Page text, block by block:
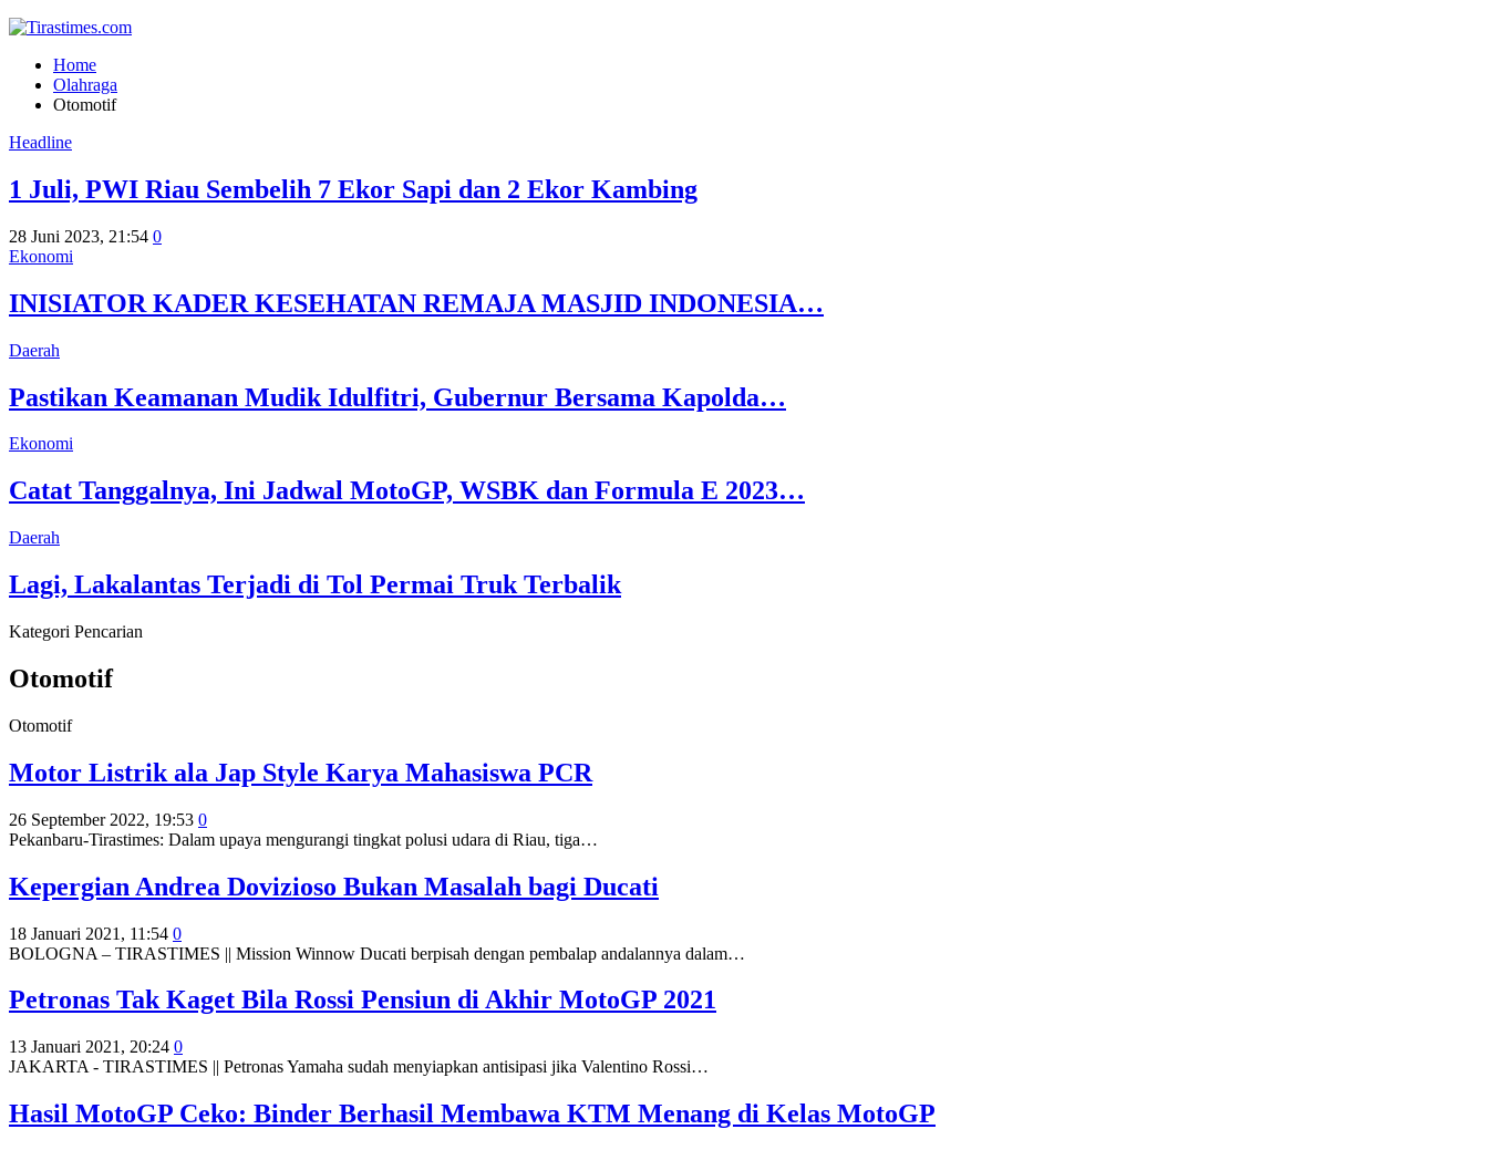
Home
Olahraga
Otomotif
Headline
1 Juli, PWI Riau Sembelih 7 Ekor Sapi dan 2 Ekor Kambing
28 Juni 2023, 21:54 0
Ekonomi
INISIATOR KADER KESEHATAN REMAJA MASJID INDONESIA…
Daerah
Pastikan Keamanan Mudik Idulfitri, Gubernur Bersama Kapolda…
Ekonomi
Catat Tanggalnya, Ini Jadwal MotoGP, WSBK dan Formula E 2023…
Daerah
Lagi, Lakalantas Terjadi di Tol Permai Truk Terbalik
Kategori Pencarian
Otomotif
Otomotif
Motor Listrik ala Jap Style Karya Mahasiswa PCR
26 September 2022, 19:53 0
Pekanbaru-Tirastimes: Dalam upaya mengurangi tingkat polusi udara di Riau, tiga…
Kepergian Andrea Dovizioso Bukan Masalah bagi Ducati
18 Januari 2021, 11:54 0
BOLOGNA – TIRASTIMES || Mission Winnow Ducati berpisah dengan pembalap andalannya dalam…
Petronas Tak Kaget Bila Rossi Pensiun di Akhir MotoGP 2021
13 Januari 2021, 20:24 0
JAKARTA - TIRASTIMES || Petronas Yamaha sudah menyiapkan antisipasi jika Valentino Rossi…
Hasil MotoGP Ceko: Binder Berhasil Membawa KTM Menang di Kelas MotoGP